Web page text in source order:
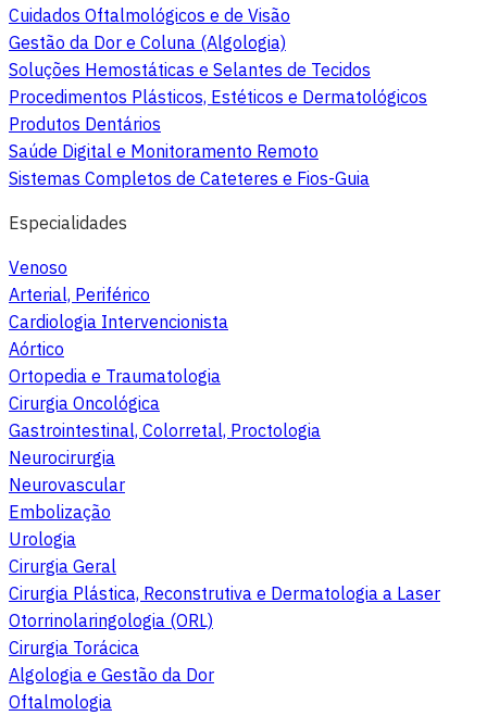
Cuidados Oftalmológicos e de Visão
Gestão da Dor e Coluna (Algologia)
Soluções Hemostáticas e Selantes de Tecidos
Procedimentos Plásticos, Estéticos e Dermatológicos
Produtos Dentários
Saúde Digital e Monitoramento Remoto
Sistemas Completos de Cateteres e Fios-Guia
Especialidades
Venoso
Arterial, Periférico
Cardiologia Intervencionista
Aórtico
Ortopedia e Traumatologia
Cirurgia Oncológica
Gastrointestinal, Colorretal, Proctologia
Neurocirurgia
Neurovascular
Embolização
Urologia
Cirurgia Geral
Cirurgia Plástica, Reconstrutiva e Dermatologia a Laser
Otorrinolaringologia (ORL)
Cirurgia Torácica
Algologia e Gestão da Dor
Oftalmologia